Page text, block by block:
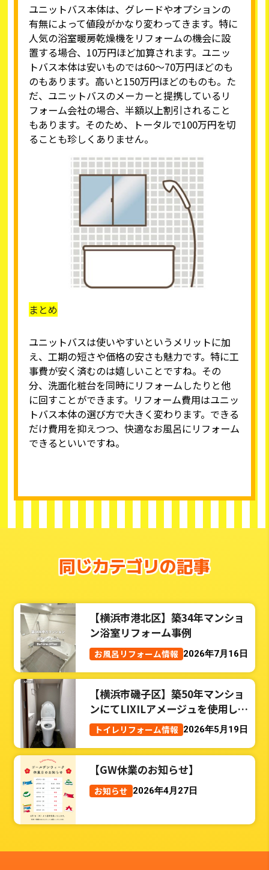
ユニットバス本体は、グレードやオプションの
有無によって値段がかなり変わってきます。特に
人気の浴室暖房乾燥機をリフォームの機会に設
置する場合、10万円ほど加算されます。ユニッ
トバス本体は安いものでは60～70万円ほどのも
のもあります。高いと150万円ほどのものも。た
だ、ユニットバスのメーカーと提携しているリ
フォーム会社の場合、半額以上割引されること
もあります。そのため、トータルで100万円を切
ることも珍しくありません。
まとめ
ユニットバスは使いやすいというメリットに加
え、工期の短さや価格の安さも魅力です。特に工
事費が安く済むのは嬉しいことですね。その
分、洗面化粧台を同時にリフォームしたりと他
に回すことができます。リフォーム費用はユニッ
トバス本体の選び方で大きく変わります。できる
だけ費用を抑えつつ、快適なお風呂にリフォーム
できるといいですね。
同じカテゴリの記事
【横浜市港北区】築34年マンショ
ン浴室リフォーム事例
お風呂リフォーム情報 2026年7月16日
【横浜市磯子区】築50年マンショ
ンにてLIXILアメージュを使用した
トイレリフォーム事例
トイレリフォーム情報 2026年5月19日
【GW休業のお知らせ】
お知らせ 2026年4月27日